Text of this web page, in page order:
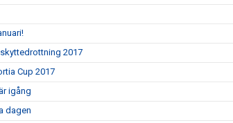
2017
Cup 2017
igång
dagen